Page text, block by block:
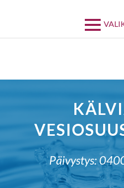
Päivystys: